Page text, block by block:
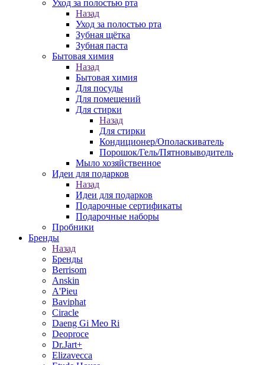
Уход за полостью рта
Назад
Уход за полостью рта
Зубная щётка
Зубная паста
Бытовая химия
Назад
Бытовая химия
Для посуды
Для помещений
Для стирки
Назад
Для стирки
Кондиционер/Ополаскиватель
Порошок/Гель/Пятновыводитель
Мыло хозяйственное
Идеи для подарков
Назад
Идеи для подарков
Подарочные сертификаты
Подарочные наборы
Пробники
Бренды
Назад
Бренды
Berrisom
Anskin
A'Pieu
Baviphat
Ciracle
Daeng Gi Meo Ri
Deoproce
Dr.Jart+
Elizavecca